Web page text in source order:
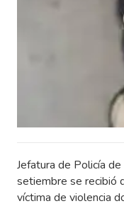
Jefatura de Policía
setiembre se recibió
víctima de violencia